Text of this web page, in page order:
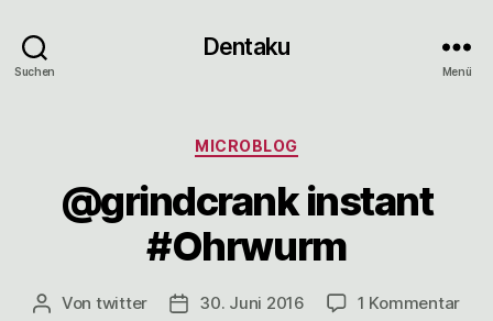
Suchen
Dentaku
Menü
Kategorien
MICROBLOG
@grindcrank instant
#Ohrwurm
Beitragsautor
Von twitter Veröffentlichungsdatum
30. Juni 2016 1 Kommentarzu